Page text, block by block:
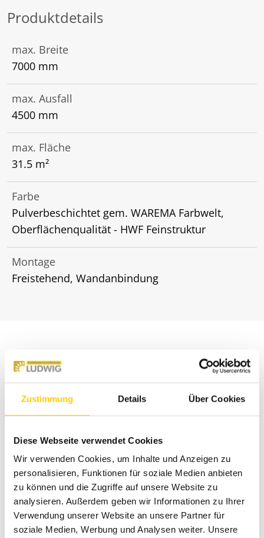
Zustimmung Details Über Cookies
Diese Webseite verwendet Cookies
Wir verwenden Cookies, um Inhalte und Anzeigen zu
personalisieren, Funktionen für soziale Medien anbieten
zu können und die Zugriffe auf unsere Website zu
analysieren. Außerdem geben wir Informationen zu Ihrer
Verwendung unserer Website an unsere Partner für
soziale Medien, Werbung und Analysen weiter. Unsere
Produktdetails
max. Breite
7000 mm
max. Ausfall
4500 mm
max. Fläche
31.5 m²
Farbe
Pulverbeschichtet gem. WAREMA Farbwelt,
Oberflächenqualität - HWF Feinstruktur
Montage
Freistehend, Wandanbindung
Glasdächer lassen Licht herein und